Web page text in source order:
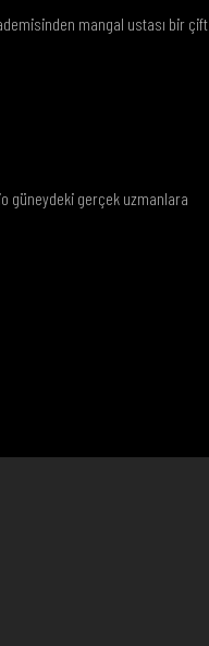
mangal ustası bir çift
güneydeki gerçek uzmanlara